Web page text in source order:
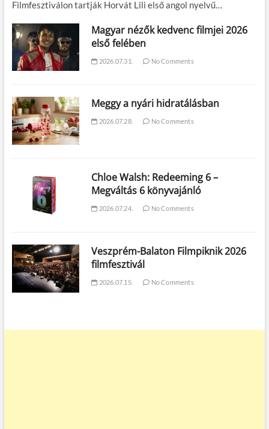
Filmfesztiválon tartják Horvát Lili első angol nyelvű…
Magyar nézők kedvenc filmjei 2026
első felében
2026.07.31. No Comments
Meggy a nyári hidratálásban
2026.07.28. No Comments
Chloe Walsh: Redeeming 6 –
Megváltás 6 könyvajánló
2026.07.24. No Comments
Veszprém-Balaton Filmpiknik 2026
filmfesztivál
2026.07.15. No Comments